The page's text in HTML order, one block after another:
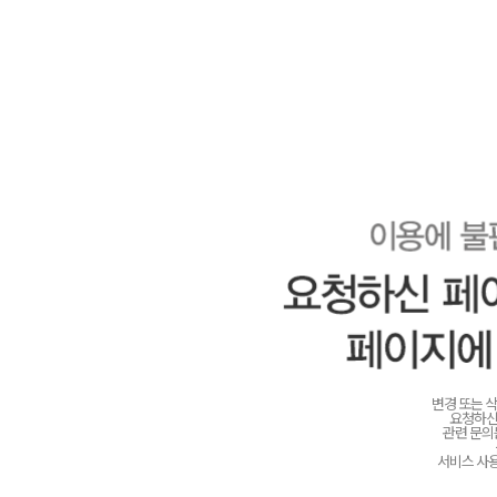
변경 또는
요청하
관련 문
서비스 사